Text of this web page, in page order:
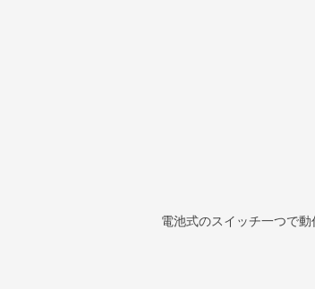
電池式のスイッチ一つで